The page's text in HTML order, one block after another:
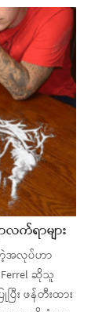
က်ရာများ
အလုပ်ဟာ
ဆိုသူ
း ဖန်တီးထား